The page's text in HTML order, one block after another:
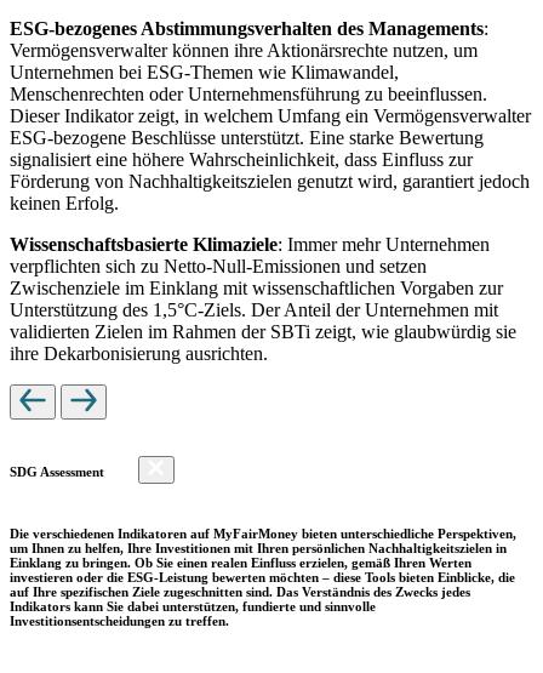
ESG-bezogenes Abstimmungsverhalten des Managements:
Vermögensverwalter können ihre Aktionärsrechte nutzen, um
Unternehmen bei ESG-Themen wie Klimawandel,
Menschenrechten oder Unternehmensführung zu beeinflussen.
Dieser Indikator zeigt, in welchem Umfang ein Vermögensverwalter
ESG-bezogene Beschlüsse unterstützt. Eine starke Bewertung
signalisiert eine höhere Wahrscheinlichkeit, dass Einfluss zur
Förderung von Nachhaltigkeitszielen genutzt wird, garantiert jedoch
keinen Erfolg.
Wissenschaftsbasierte Klimaziele: Immer mehr Unternehmen
verpflichten sich zu Netto-Null-Emissionen und setzen
Zwischenziele im Einklang mit wissenschaftlichen Vorgaben zur
Unterstützung des 1,5°C-Ziels. Der Anteil der Unternehmen mit
validierten Zielen im Rahmen der SBTi zeigt, wie glaubwürdig sie
ihre Dekarbonisierung ausrichten.
SDG Assessment
Die verschiedenen Indikatoren auf MyFairMoney bieten unterschiedliche Perspektiven,
um Ihnen zu helfen, Ihre Investitionen mit Ihren persönlichen Nachhaltigkeitszielen in
Einklang zu bringen. Ob Sie einen realen Einfluss erzielen, gemäß Ihren Werten
investieren oder die ESG-Leistung bewerten möchten – diese Tools bieten Einblicke, die
auf Ihre spezifischen Ziele zugeschnitten sind. Das Verständnis des Zwecks jedes
Indikators kann Sie dabei unterstützen, fundierte und sinnvolle
Investitionsentscheidungen zu treffen.